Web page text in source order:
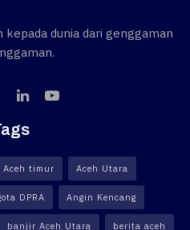
dunia dari genggaman
Aceh timur Aceh Utara
DPRA Angin Kencang
banjir Aceh Utara berita aceh